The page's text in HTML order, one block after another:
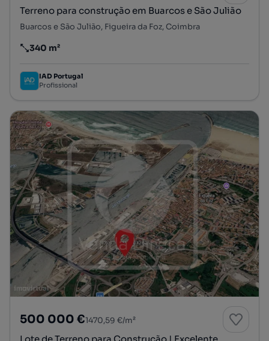
Terreno para construção em Buarcos e São Julião
Buarcos e São Julião, Figueira da Foz, Coimbra
Preço por metro quadrado
340 m²
IAD Portugal
Profissional
500 000 €1470,59 €/m²